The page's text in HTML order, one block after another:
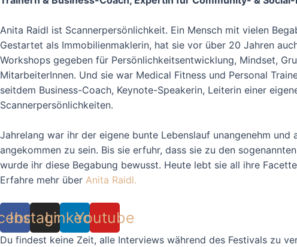
Anita Raidl ist Scannerpersönlichkeit. Ein Mensch mit vielen
Gestartet als Immobilienmaklerin, hat sie vor über 20 Jahren
Workshops gegeben für Persönlichkeitsentwicklung, Mindset,
MitarbeiterInnen. Und sie war Medical Fitness und Personal
seitdem Business-Coach, Keynote-Speakerin, Leiterin einer
Scannerpersönlichkeiten.
Jahrelang war ihr der eigene bunte Lebenslauf unangenehm
angekommen zu sein. Bis sie erfuhr, dass sie zu den
wurde ihr diese Begabung bewusst. Heute lebt sie all ihre
Erfahre mehr über Anita Raidl.
Instagram
LinkedinYoutube
Du findest keine Zeit, alle Interviews während des Festivals zu